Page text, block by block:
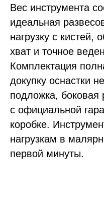
Вес инструмента
идеальная
нагрузку с кистей,
хват и точное
Комплектация
докупку оснастки
подложка, боковая
с официальной
коробке.
нагрузкам в
первой минуты.